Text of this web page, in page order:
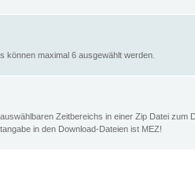
können maximal 6 ausgewählt werden.
Zeitbereichs in einer Zip Datei zum
in den Download-Dateien ist MEZ!